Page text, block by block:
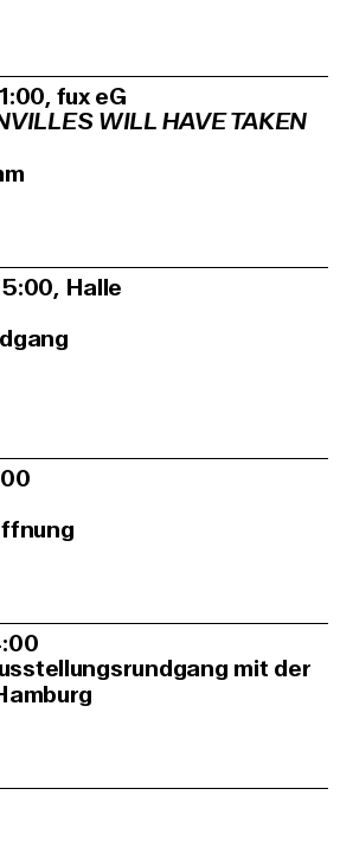
, fux eG
WILL HAVE TAKEN
, Halle
mit der